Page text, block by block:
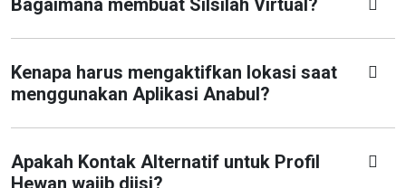
Bagaimana membuat Silsilah Virtual?
Kenapa harus mengaktifkan lokasi saat
menggunakan Aplikasi Anabul?
Apakah Kontak Alternatif untuk Profil